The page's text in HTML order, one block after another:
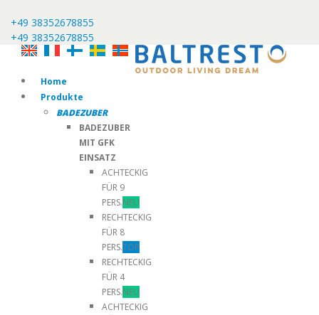
+49 38352678855
+49 38352678855
Home
Produkte
BADEZUBER
BADEZUBER
MIT GFK
EINSATZ
ACHTECKIG
FÜR 9
PERS.NEU
RECHTECKIG
FÜR 8
PERS.TOP
RECHTECKIG
FÜR 4
PERS.NEU
ACHTECKIG